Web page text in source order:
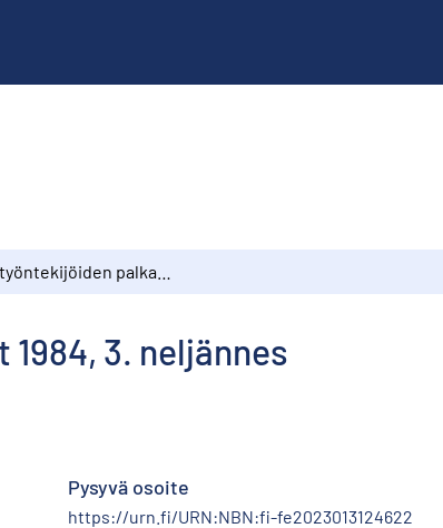
3. neljännes
Pysyvä osoite
https://urn.fi/URN:NBN:fi-fe2023013124622